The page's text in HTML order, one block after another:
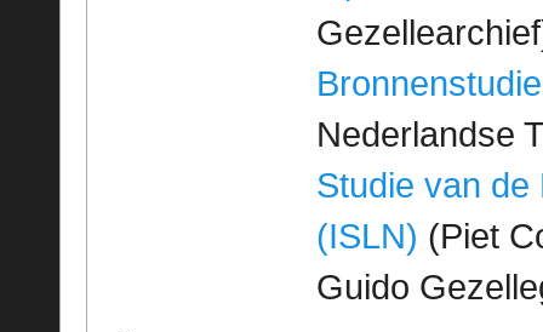
Bronnenstudie
Nederlandse
Studie van de
(ISLN) (Piet
Guido